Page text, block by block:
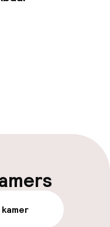
van